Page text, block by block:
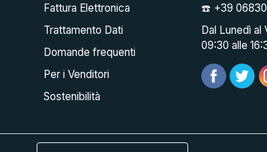
Fattura Elettronica
Trattamento Dati
Domande frequenti
Per i Venditori
Sostenibilità
☎️ +39
Dal Lunedì al
09:30 alle